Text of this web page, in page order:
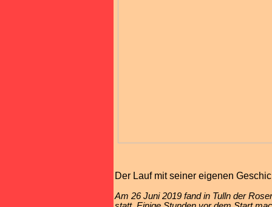
Der Lauf mit seiner eigenen
Am 26 Juni 2019 fand in Tulln der